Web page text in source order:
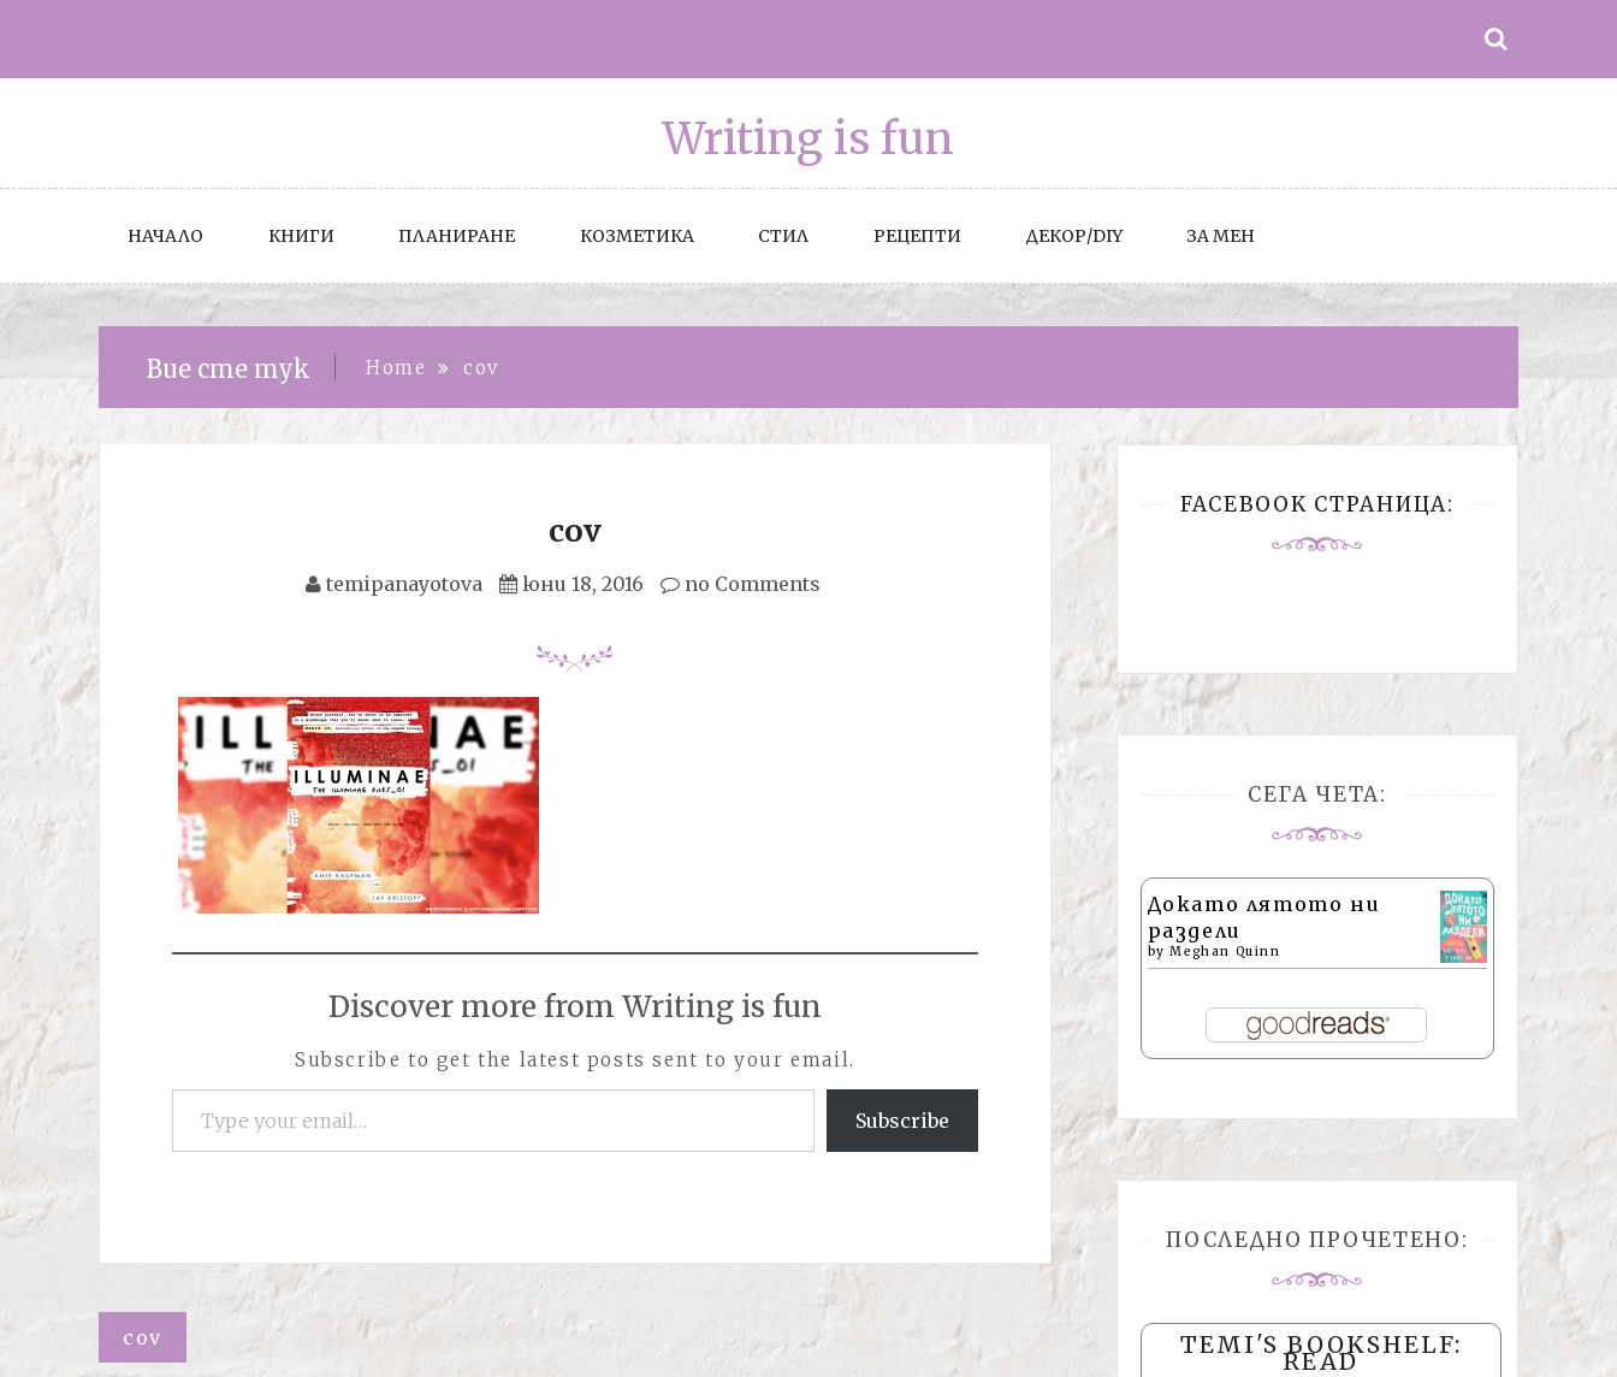
Writing is fun
НАЧАЛО КНИГИ ПЛАНИРАНЕ КОЗМЕТИКА СТИЛ РЕЦЕПТИ ДЕКОР/DIY ЗА МЕН
Вие сте тук Home cov
cov
temipanayotova юни 18, 2016 no Comments
Discover more from Writing is fun
Subscribe to get the latest posts sent to your email.
Type your email…
Subscribe
Навигация
cov
FACEBOOK СТРАНИЦА:
СЕГА ЧЕТА:
Докато лятото ни
раздели
byMeghan Quinn
ПОСЛЕДНО ПРОЧЕТЕНО:
TEMI'S BOOKSHELF:
READ